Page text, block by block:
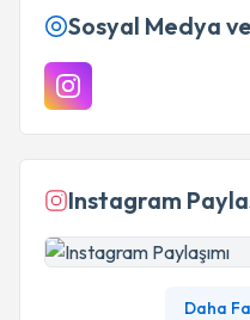
Sosyal Medya
Instagram
Daha